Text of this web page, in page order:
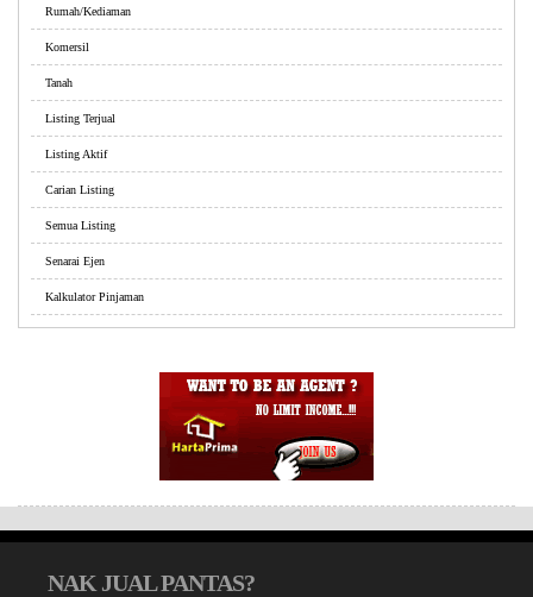
Rumah/Kediaman
Komersil
Tanah
Listing Terjual
Listing Aktif
Carian Listing
Semua Listing
Senarai Ejen
Kalkulator Pinjaman
NAK JUAL PANTAS?